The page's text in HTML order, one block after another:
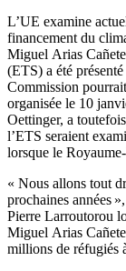
L’UE examine
financement du
Miguel Arias
(ETS) a été
Commission
organisée le 10
Oettinger, a
l’ETS seraient
lorsque le
« Nous allons tout
prochaines années
Pierre Larroutorou
Miguel Arias
millions de réfugiés